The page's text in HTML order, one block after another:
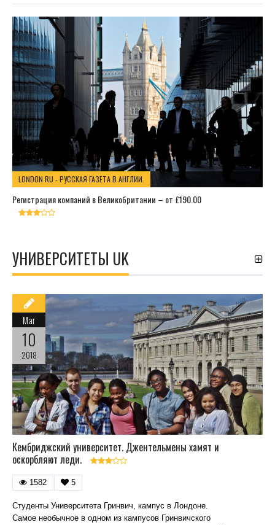
LONDON RU - РУССКАЯ ГАЗЕТА В АНГЛИИ.
Регистрация компаний в Великобритании – от £190.00
УНИВЕРСИТЕТЫ UK
Кембриджский университет. Джентельмены хамят и
оскорбляют леди.
1582 5
Студенты Университета Гринвич, кампус в Лондоне.
Самое необычное в одном из кампусов Гринвичского
Mar
10
2018